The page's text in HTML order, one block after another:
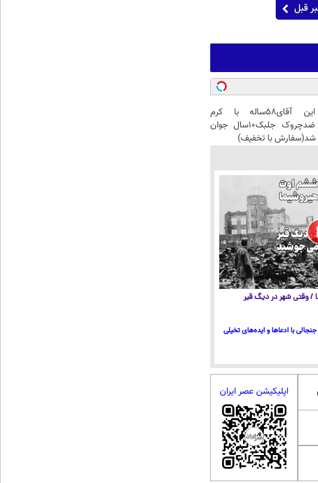
قبل
این آقای58ساله با کرم
ضدچروک جلبک10سال جوان
شد(سفارش با تخفیف)
/ وقتی شهر در دیگ قیر
با ادعاها و ایده‌های تخیلی
اپلیکیشن عصر ایران